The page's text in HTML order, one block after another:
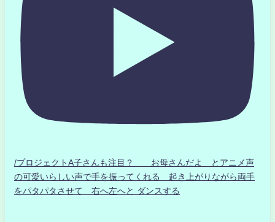
/プロジェクトA子さんも注目？ お母さんだよ とアニメ声
の可愛いらしい声で手を振ってくれる 起き上がりながら両手
をパタパタさせて 右へ左へと ダンスする